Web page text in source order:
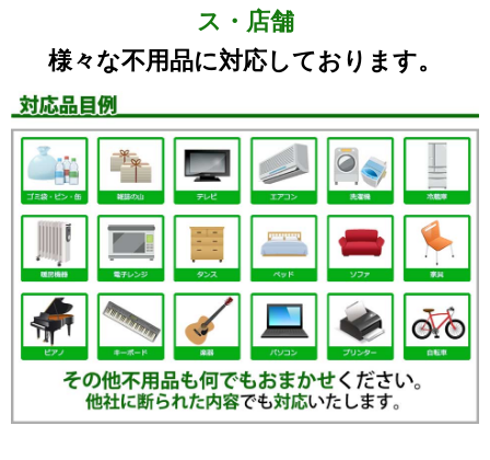
ス・店舗
様々な不用品に対応しております。